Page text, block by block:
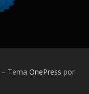
– Tema OnePress por